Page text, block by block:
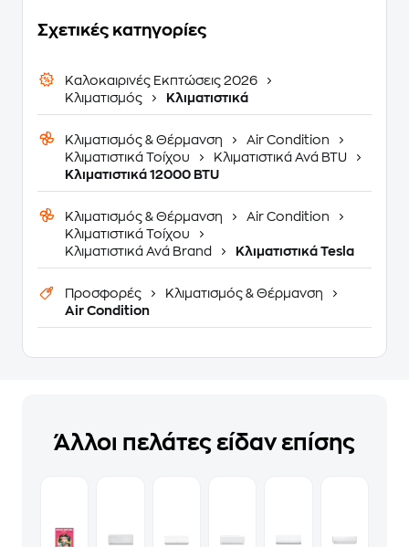
Σχετικές κατηγορίες
Καλοκαιρινές Εκπτώσεις 2026
Κλιματισμός
Κλιματιστικά
Κλιματισμός & Θέρμανση
Air Condition
Κλιματιστικά Τοίχου
Κλιματιστικά Ανά BTU
Κλιματιστικά 12000 BTU
Κλιματισμός & Θέρμανση
Air Condition
Κλιματιστικά Τοίχου
Κλιματιστικά Ανά Brand
Κλιματιστικά Tesla
Προσφορές
Κλιματισμός & Θέρμανση
Air Condition
Άλλοι πελάτες είδαν επίσης